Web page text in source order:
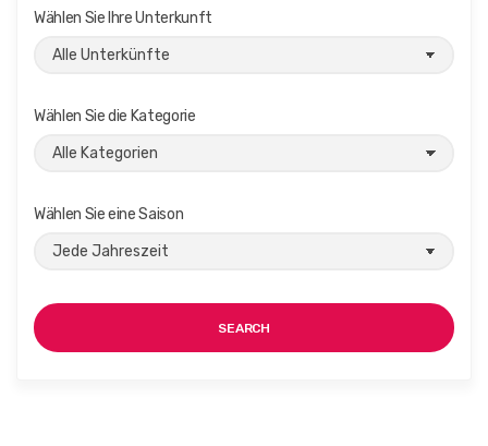
Wählen Sie Ihre Unterkunft
Wählen Sie die Kategorie
Wählen Sie eine Saison
SEARCH